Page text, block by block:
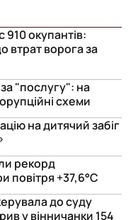
910 окупантів:
втрат ворога за
за "послугу": на
схеми
на дитячий забіг
рекорд
повітря +37,6°С
до суду
у вінничанки 154